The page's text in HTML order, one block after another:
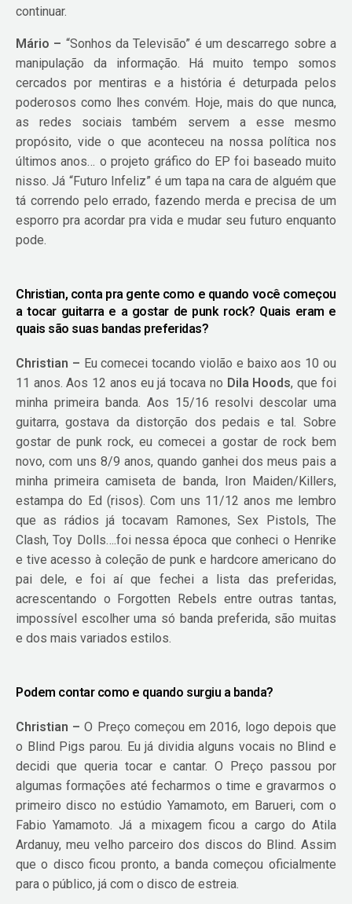
continuar.
Mário – “Sonhos da Televisão” é um descarrego sobre a
manipulação da informação. Há muito tempo somos
cercados por mentiras e a história é deturpada pelos
poderosos como lhes convém. Hoje, mais do que nunca,
as redes sociais também servem a esse mesmo
propósito, vide o que aconteceu na nossa política nos
últimos anos… o projeto gráfico do EP foi baseado muito
nisso. Já “Futuro Infeliz” é um tapa na cara de alguém que
tá correndo pelo errado, fazendo merda e precisa de um
esporro pra acordar pra vida e mudar seu futuro enquanto
pode.
Christian, conta pra gente como e quando você começou
a tocar guitarra e a gostar de punk rock? Quais eram e
quais são suas bandas preferidas?
Christian – Eu comecei tocando violão e baixo aos 10 ou
11 anos. Aos 12 anos eu já tocava no Dila Hoods, que foi
minha primeira banda. Aos 15/16 resolvi descolar uma
guitarra, gostava da distorção dos pedais e tal. Sobre
gostar de punk rock, eu comecei a gostar de rock bem
novo, com uns 8/9 anos, quando ganhei dos meus pais a
minha primeira camiseta de banda, Iron Maiden/Killers,
estampa do Ed (risos). Com uns 11/12 anos me lembro
que as rádios já tocavam Ramones, Sex Pistols, The
Clash, Toy Dolls….foi nessa época que conheci o Henrike
e tive acesso à coleção de punk e hardcore americano do
pai dele, e foi aí que fechei a lista das preferidas,
acrescentando o Forgotten Rebels entre outras tantas,
impossível escolher uma só banda preferida, são muitas
e dos mais variados estilos.
Podem contar como e quando surgiu a banda?
Christian – O Preço começou em 2016, logo depois que
o Blind Pigs parou. Eu já dividia alguns vocais no Blind e
decidi que queria tocar e cantar. O Preço passou por
algumas formações até fecharmos o time e gravarmos o
primeiro disco no estúdio Yamamoto, em Barueri, com o
Fabio Yamamoto. Já a mixagem ficou a cargo do Atila
Ardanuy, meu velho parceiro dos discos do Blind. Assim
que o disco ficou pronto, a banda começou oficialmente
para o público, já com o disco de estreia.